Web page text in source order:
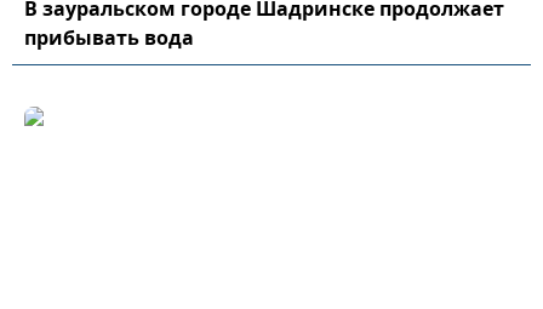
В зауральском городе Шадринске продолжает
прибывать вода